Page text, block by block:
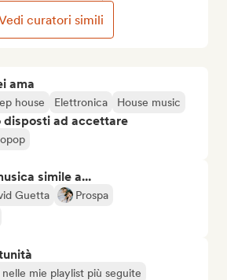
ama
house Elettronica House music
disposti ad accettare
simile a...
Guetta
Prospa
mie playlist più seguite
curatori simili